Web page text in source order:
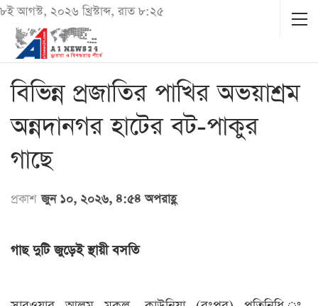
৮ই আগস্ট, ২০২৬ খ্রিস্টাব্দ, রাত ৮:২৫
বিভিন্ন প্রজাতির পাখির অভয়াশ্রম
অন্নদানগর হাটের বট-পাকুর
গাছে
প্রকাশ জুন ১০, ২০২৬, ৪:৫৪ অপরাহ্ণ
গাছ দুটি জুড়েই স্থায়ী বসতি